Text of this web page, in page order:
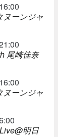
ヌーンジャ
尾崎佳奈
ヌーンジャ
明日